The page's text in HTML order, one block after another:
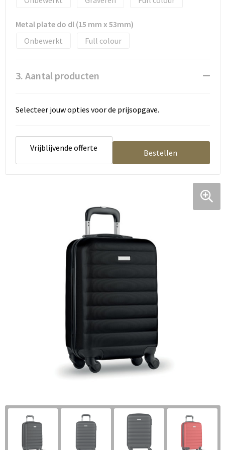
Tassen en Rugzakken
Textiel
Vrije tijd en reizen
Ondergoed, Sokken en Nachtkleding
Hemden en blouses
Sport
Metal plate do dl (15 mm x 53mm)
Onbewerkt
Full colour
3. Aantal producten
Selecteer jouw opties voor de prijsopgave.
Vrijblijvende offerte Bestellen